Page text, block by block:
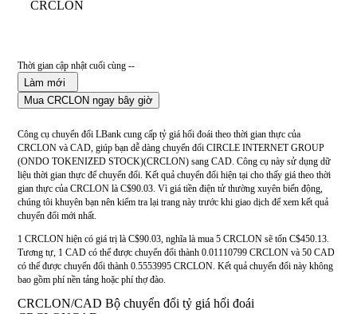
CRCLON
Thời gian cập nhật cuối cùng --
Làm mới
Mua CRCLON ngay bây giờ
Công cụ chuyển đổi LBank cung cấp tỷ giá hối đoái theo thời gian thực của
CRCLON và CAD, giúp bạn dễ dàng chuyển đổi CIRCLE INTERNET GROUP
(ONDO TOKENIZED STOCK)(CRCLON) sang CAD. Công cụ này sử dụng dữ
liệu thời gian thực để chuyển đổi. Kết quả chuyển đổi hiện tại cho thấy giá theo thời
gian thực của CRCLON là C$90.03. Vì giá tiền điện tử thường xuyên biến động,
chúng tôi khuyên bạn nên kiểm tra lại trang này trước khi giao dịch để xem kết quả
chuyển đổi mới nhất.
1 CRCLON hiện có giá trị là C$90.03, nghĩa là mua 5 CRCLON sẽ tốn C$450.13.
Tương tự, 1 CAD có thể được chuyển đổi thành 0.01110799 CRCLON và 50 CAD
có thể được chuyển đổi thành 0.5553995 CRCLON. Kết quả chuyển đổi này không
bao gồm phí nền tảng hoặc phí thợ đào.
CRCLON/CAD Bộ chuyển đổi tỷ giá hối đoái